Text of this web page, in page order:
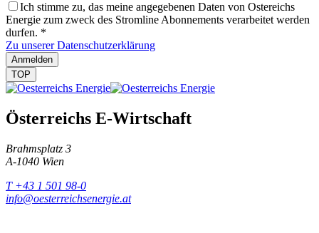
Ich stimme zu, das meine angegebenen Daten von Ostereichs
Energie zum zweck des Stromline Abonnements verarbeitet werden
durfen. *
Zu unserer Datenschutzerklärung
Anmelden
TOP
Österreichs E-Wirtschaft
Brahmsplatz 3
A-1040 Wien
T +43 1 501 98-0
info@oesterreichsenergie.at